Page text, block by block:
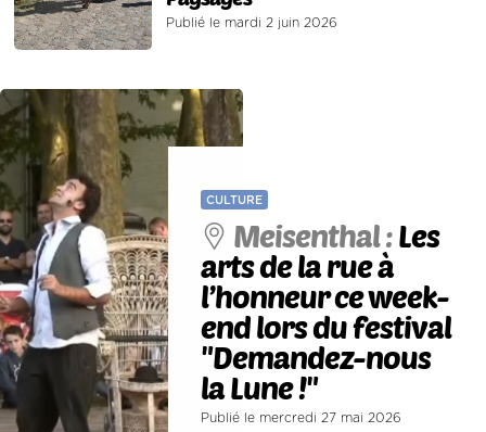
Publié le mardi 2 juin 2026
CULTURE
Meisenthal :Les
arts de la rue à
l’honneur ce week-
end lors du festival
"Demandez-nous
la Lune !"
Publié le mercredi 27 mai 2026